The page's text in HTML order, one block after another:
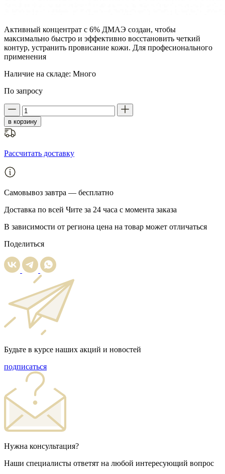
Активный концентрат с 6% ДМАЭ создан, чтобы
максимально быстро и эффективно восстановить четкий
контур, устранить провисание кожи. Для професионального
применения
Наличие на складе: Много
По запросу
в корзину
Рассчитать доставку
Самовывоз завтра — бесплатно
Доставка по всей Чите за 24 часа с момента заказа
В зависимости от региона цена на товар может отличаться
Поделиться
Будьте в курсе наших акций и новостей
подписаться
Нужна консультация?
Наши специалисты ответят на любой интересующий вопрос